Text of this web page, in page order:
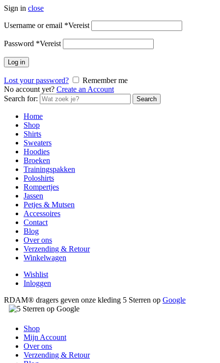
Sign in close
Username or email *Vereist
Password *Vereist
Log in
Lost your password?
Remember me
No account yet? Create an Account
Search for:
Search
Home
Shop
Shirts
Sweaters
Hoodies
Broeken
Trainingspakken
Poloshirts
Rompertjes
Jassen
Petjes & Mutsen
Accessoires
Contact
Blog
Over ons
Verzending & Retour
Winkelwagen
Wishlist
Inloggen
RDAM® dragers geven onze kleding 5 Sterren op Google
Shop
Mijn Account
Over ons
Verzending & Retour